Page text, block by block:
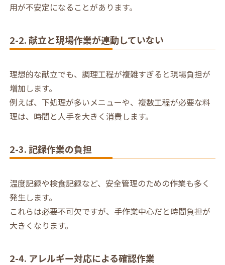
用が不安定になることがあります。
2-2. 献立と現場作業が連動していない
理想的な献立でも、調理工程が複雑すぎると現場負担が
増加します。
例えば、下処理が多いメニューや、複数工程が必要な料
理は、時間と人手を大きく消費します。
2-3. 記録作業の負担
温度記録や検食記録など、安全管理のための作業も多く
発生します。
これらは必要不可欠ですが、手作業中心だと時間負担が
大きくなります。
2-4. アレルギー対応による確認作業